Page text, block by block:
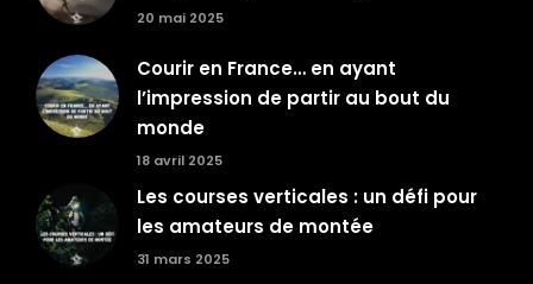
20 mai 2025
Courir en France… en ayant
l’impression de partir au bout du
monde
18 avril 2025
Les courses verticales : un défi pour
les amateurs de montée
31 mars 2025